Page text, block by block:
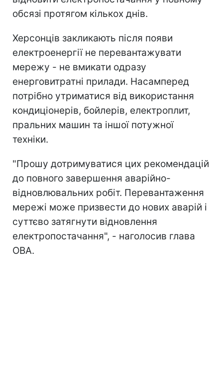
обсязі протягом кількох днів.
Херсонців закликають після появи
електроенергії не перевантажувати
мережу - не вмикати одразу
енерговитратні прилади. Насамперед
потрібно утриматися від використання
кондиціонерів, бойлерів, електроплит,
пральних машин та іншої потужної
техніки.
"Прошу дотримуватися цих рекомендацій
до повного завершення аварійно-
відновлювальних робіт. Перевантаження
мережі може призвести до нових аварій і
суттєво затягнути відновлення
електропостачання", - наголосив глава
ОВА.